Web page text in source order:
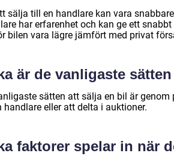
sälja till en handlare kan vara
har erfarenhet och kan ge ett
bilen vara lägre jämfört med privat
är de vanligaste
sätten att sälja en bil är
handlare eller att delta i auktioner.
faktorer spelar in när